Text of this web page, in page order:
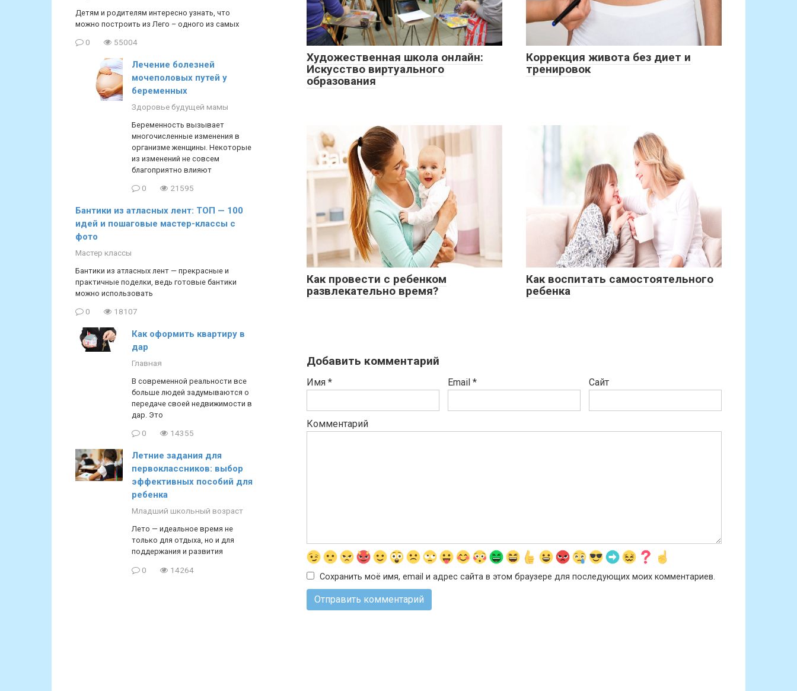
Художественная школа онлайн:
Искусство виртуального
образования
Коррекция живота без диет и
тренировок
Как провести с ребенком
развлекательно время?
Как воспитать самостоятельного
ребенка
Добавить комментарий
Имя * Email * Сайт
Комментарий
Сохранить моё имя, email и адрес сайта в этом браузере для последующих моих комментариев.
Детям и родителям интересно узнать, что
можно построить из Лего – одного из самых
0 55004
Лечение болезней
мочеполовых путей у
беременных
Здоровье будущей мамы
Беременность вызывает
многочисленные изменения в
организме женщины. Некоторые
из изменений не совсем
благоприятно влияют
0 21595
Бантики из атласных лент: ТОП — 100
идей и пошаговые мастер-классы с
фото
Мастер классы
Бантики из атласных лент — прекрасные и
практичные поделки, ведь готовые бантики
можно использовать
0 18107
Как оформить квартиру в
дар
Главная
В современной реальности все
больше людей задумываются о
передаче своей недвижимости в
дар. Это
0 14355
Летние задания для
первоклассников: выбор
эффективных пособий для
ребенка
Младший школьный возраст
Лето — идеальное время не
только для отдыха, но и для
поддержания и развития
0 14264